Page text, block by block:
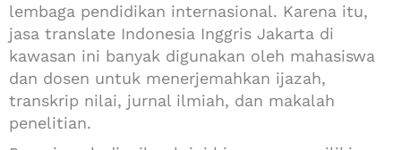
lembaga pendidikan internasional. Karena itu,
jasa translate Indonesia Inggris Jakarta di
kawasan ini banyak digunakan oleh mahasiswa
dan dosen untuk menerjemahkan ijazah,
transkrip nilai, jurnal ilmiah, dan makalah
penelitian.